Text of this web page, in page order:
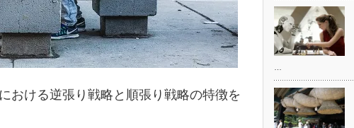
おける逆張り戦略と順張り戦略の特徴を